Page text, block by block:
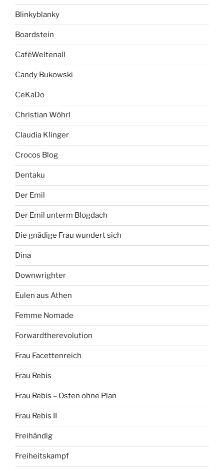
Blinkyblanky
Boardstein
CaféWeltenall
Candy Bukowski
CeKaDo
Christian Wöhrl
Claudia Klinger
Crocos Blog
Dentaku
Der Emil
Der Emil unterm Blogdach
Die gnädige Frau wundert sich
Dina
Downwrighter
Eulen aus Athen
Femme Nomade
Forwardtherevolution
Frau Facettenreich
Frau Rebis
Frau Rebis – Osten ohne Plan
Frau Rebis II
Freihändig
Freiheitskampf